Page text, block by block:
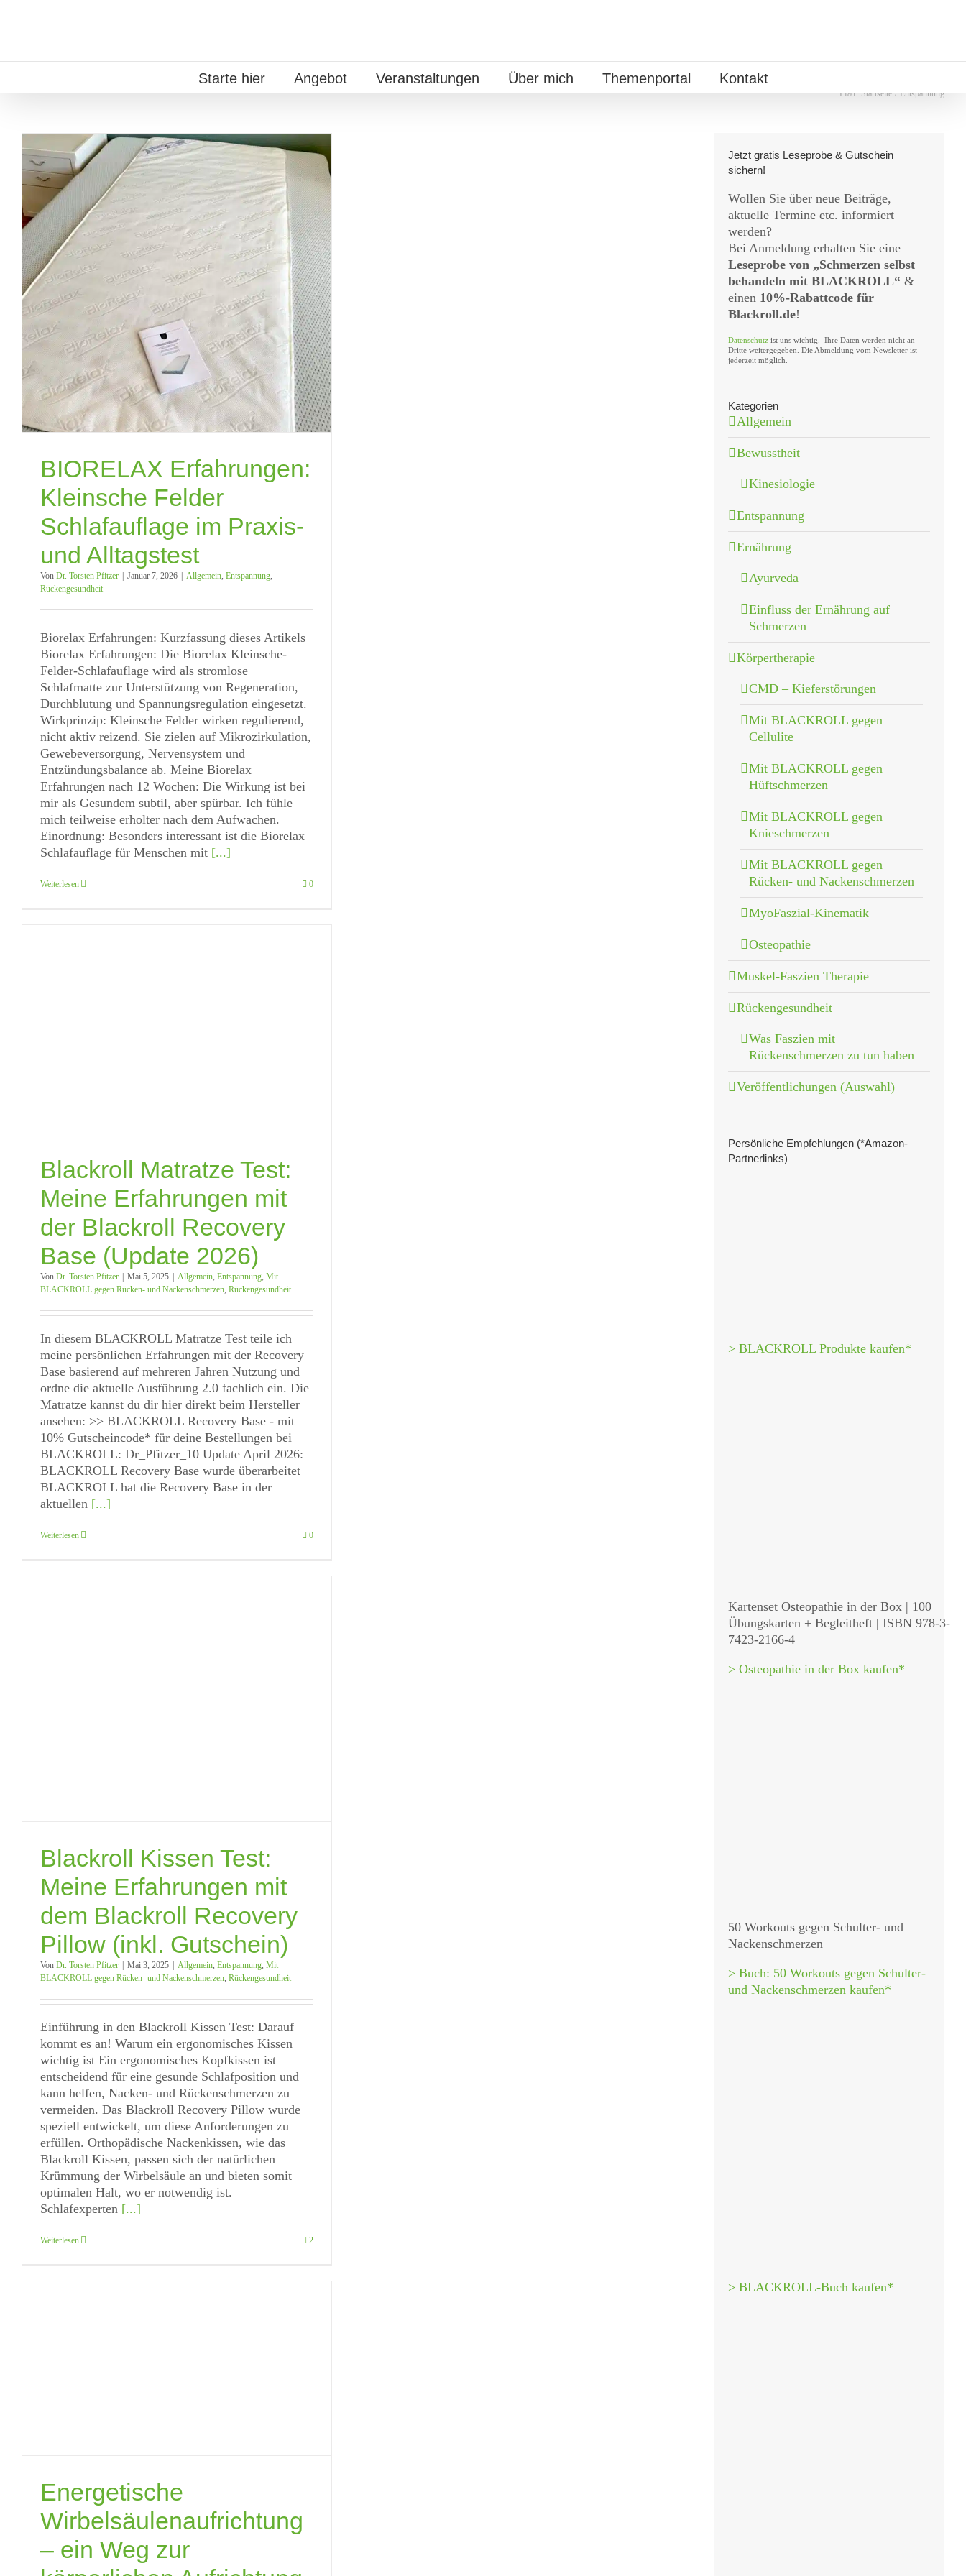
Starte hier Angebot Veranstaltungen Über mich Themenportal Kontakt
Pfad: Startseite Entspannung
BIORELAX Erfahrungen:
Kleinsche Felder
Schlafauflage im Praxis-
und Alltagstest
Von Dr. Torsten Pfitzer Januar 7, 2026 Allgemein, Entspannung,
Rückengesundheit
Biorelax Erfahrungen: Kurzfassung dieses Artikels
Biorelax Erfahrungen: Die Biorelax Kleinsche-
Felder-Schlafauflage wird als stromlose
Schlafmatte zur Unterstützung von Regeneration,
Durchblutung und Spannungsregulation eingesetzt.
Wirkprinzip: Kleinsche Felder wirken regulierend,
nicht aktiv reizend. Sie zielen auf Mikrozirkulation,
Gewebeversorgung, Nervensystem und
Entzündungsbalance ab. Meine Biorelax
Erfahrungen nach 12 Wochen: Die Wirkung ist bei
mir als Gesundem subtil, aber spürbar. Ich fühle
mich teilweise erholter nach dem Aufwachen.
Einordnung: Besonders interessant ist die Biorelax
Schlafauflage für Menschen mit [...]
Weiterlesen 0
Blackroll Matratze Test:
Meine Erfahrungen mit
der Blackroll Recovery
Base (Update 2026)
Von Dr. Torsten Pfitzer Mai 5, 2025 Allgemein, Entspannung, Mit
BLACKROLL gegen Rücken- und Nackenschmerzen, Rückengesundheit
In diesem BLACKROLL Matratze Test teile ich
meine persönlichen Erfahrungen mit der Recovery
Base basierend auf mehreren Jahren Nutzung und
ordne die aktuelle Ausführung 2.0 fachlich ein. Die
Matratze kannst du dir hier direkt beim Hersteller
ansehen: >> BLACKROLL Recovery Base - mit
10% Gutscheincode* für deine Bestellungen bei
BLACKROLL: Dr_Pfitzer_10 Update April 2026:
BLACKROLL Recovery Base wurde überarbeitet
BLACKROLL hat die Recovery Base in der
aktuellen [...]
Weiterlesen 0
Blackroll Kissen Test:
Meine Erfahrungen mit
dem Blackroll Recovery
Pillow (inkl. Gutschein)
Von Dr. Torsten Pfitzer Mai 3, 2025 Allgemein, Entspannung, Mit
BLACKROLL gegen Rücken- und Nackenschmerzen, Rückengesundheit
Einführung in den Blackroll Kissen Test: Darauf
kommt es an! Warum ein ergonomisches Kissen
wichtig ist Ein ergonomisches Kopfkissen ist
entscheidend für eine gesunde Schlafposition und
kann helfen, Nacken- und Rückenschmerzen zu
vermeiden. Das Blackroll Recovery Pillow wurde
speziell entwickelt, um diese Anforderungen zu
erfüllen. Orthopädische Nackenkissen, wie das
Blackroll Kissen, passen sich der natürlichen
Krümmung der Wirbelsäule an und bieten somit
optimalen Halt, wo er notwendig ist.
Schlafexperten [...]
Weiterlesen 2
Energetische
Wirbelsäulenaufrichtung
– ein Weg zur
Jetzt gratis Leseprobe & Gutschein
sichern!
Wollen Sie über neue Beiträge,
aktuelle Termine etc. informiert
werden?
Bei Anmeldung erhalten Sie eine
Leseprobe von „Schmerzen selbst
behandeln mit BLACKROLL“ &
einen 10%-Rabattcode für
Blackroll.de!
Datenschutz ist uns wichtig. Ihre Daten werden nicht an
Dritte weitergegeben. Die Abmeldung vom Newsletter ist
jederzeit möglich.
Kategorien
Allgemein
Bewusstheit
Kinesiologie
Entspannung
Ernährung
Ayurveda
Einfluss der Ernährung auf
Schmerzen
Körpertherapie
CMD – Kieferstörungen
Mit BLACKROLL gegen
Cellulite
Mit BLACKROLL gegen
Hüftschmerzen
Mit BLACKROLL gegen
Knieschmerzen
Mit BLACKROLL gegen
Rücken- und Nackenschmerzen
MyoFaszial-Kinematik
Osteopathie
Muskel-Faszien Therapie
Rückengesundheit
Was Faszien mit
Rückenschmerzen zu tun haben
Veröffentlichungen (Auswahl)
Persönliche Empfehlungen (*Amazon-
Partnerlinks)
> BLACKROLL Produkte kaufen*
Kartenset Osteopathie in der Box | 100
Übungskarten + Begleitheft | ISBN 978-3-
7423-2166-4
> Osteopathie in der Box kaufen*
50 Workouts gegen Schulter- und
Nackenschmerzen
> Buch: 50 Workouts gegen Schulter-
und Nackenschmerzen kaufen*
> BLACKROLL-Buch kaufen*